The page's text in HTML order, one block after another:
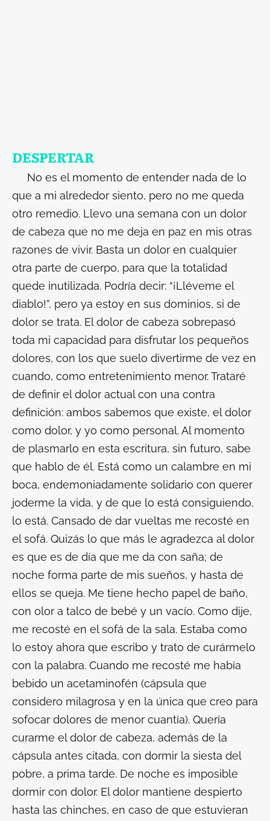
DESPERTAR
No es el momento de entender nada de lo
que a mi alrededor siento, pero no me queda
otro remedio. Llevo una semana con un dolor
de cabeza que no me deja en paz en mis otras
razones de vivir. Basta un dolor en cualquier
otra parte de cuerpo, para que la totalidad
quede inutilizada. Podría decir: “¡Lléveme el
diablo!”, pero ya estoy en sus dominios, si de
dolor se trata. El dolor de cabeza sobrepasó
toda mi capacidad para disfrutar los pequeños
dolores, con los que suelo divertirme de vez en
cuando, como entretenimiento menor. Trataré
de definir el dolor actual con una contra
definición: ambos sabemos que existe, el dolor
como dolor, y yo como personal. Al momento
de plasmarlo en esta escritura, sin futuro, sabe
que hablo de él. Está como un calambre en mi
boca, endemoniadamente solidario con querer
joderme la vida, y de que lo está consiguiendo,
lo está. Cansado de dar vueltas me recosté en
el sofá. Quizás lo que más le agradezca al dolor
es que es de día que me da con saña; de
noche forma parte de mis sueños, y hasta de
ellos se queja. Me tiene hecho papel de baño,
con olor a talco de bebé y un vacío. Como dije,
me recosté en el sofá de la sala. Estaba como
lo estoy ahora que escribo y trato de curármelo
con la palabra. Cuando me recosté me había
bebido un acetaminofén (cápsula que
considero milagrosa y en la única que creo para
sofocar dolores de menor cuantía). Quería
curarme el dolor de cabeza, además de la
cápsula antes citada, con dormir la siesta del
pobre, a prima tarde. De noche es imposible
dormir con dolor. El dolor mantiene despierto
hasta las chinches, en caso de que estuvieran